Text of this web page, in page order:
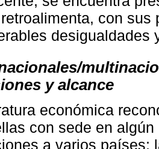
con
desigualdades
y alcance
económica
con sede en
a varios países;